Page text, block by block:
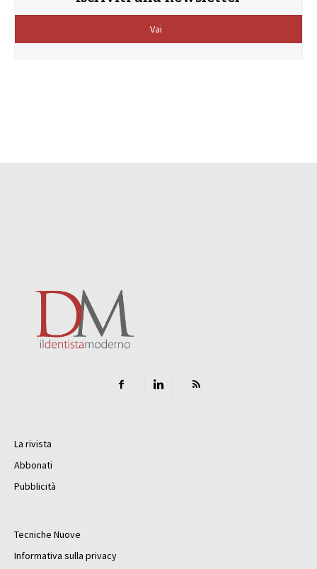
Vai
La rivista
Abbonati
Pubblicità
Tecniche Nuove
Informativa sulla privacy